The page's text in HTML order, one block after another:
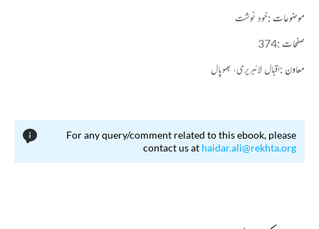
موضوعات :خود نوشت
صفحات :374
معاون :اقبال لائبریری، بھوپال
For any query/comment related to this ebook, please
contact us at haidar.ali@rekhta.org